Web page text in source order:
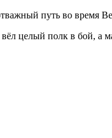
путь во время
целый полк в бой, а